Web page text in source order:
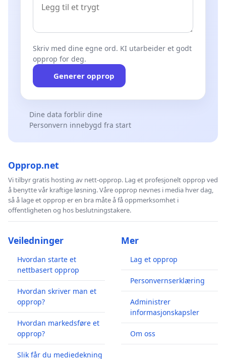
Skriv med dine egne ord. KI utarbeider et godt
opprop for deg.
Generer opprop
Dine data forblir dine
Personvern innebygd fra start
Opprop.net
Vi tilbyr gratis hosting av nett-opprop. Lag et profesjonelt opprop ved
å benytte vår kraftige løsning. Våre opprop nevnes i media hver dag,
så å lage et opprop er en bra måte å få oppmerksomhet i
offentligheten og hos beslutningstakere.
Veiledninger
Hvordan starte et
nettbasert opprop
Hvordan skriver man et
opprop?
Hvordan markedsføre et
opprop?
Slik får du mediedekning
Mer
Lag et opprop
Personvernserklæring
Administrer
informasjonskapsler
Om oss